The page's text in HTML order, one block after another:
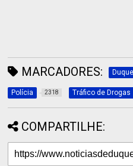
MARCADORES:
Polícia 2318 Tráfico de Drogas
COMPARTILHE: